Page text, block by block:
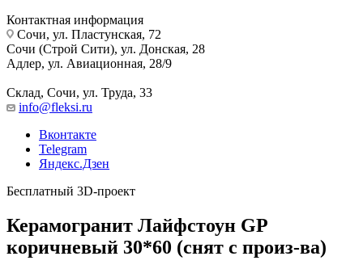
Контактная информация
Сочи, ул. Пластунская, 72
Сочи (Строй Сити), ул. Донская, 28
Адлер, ул. Авиационная, 28/9
Склад, Сочи, ул. Труда, 33
info@fleksi.ru
Вконтакте
Telegram
Яндекс.Дзен
Бесплатный 3D-проект
Керамогранит Лайфстоун GP
коричневый 30*60 (снят с произ-ва)